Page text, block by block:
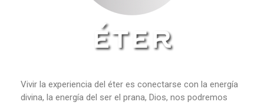
Vivir la experiencia del éter es conectarse con la energía
divina, la energía del ser el prana, Dios, nos podremos